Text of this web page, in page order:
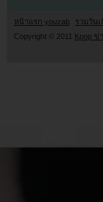
หน้าแรก youzab รวมวัน
Copyright © 2011 Kpop